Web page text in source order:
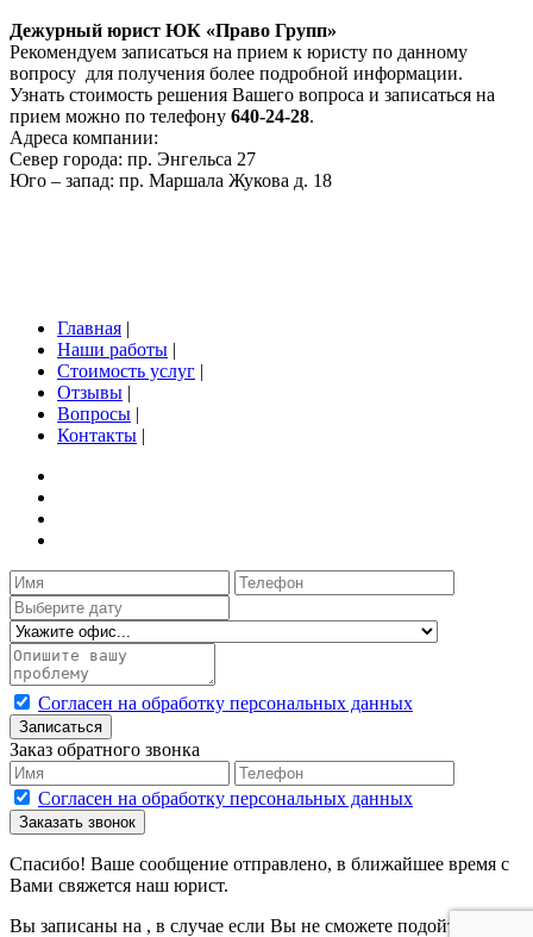
Дежурный юрист ЮК «Право Групп»
Рекомендуем записаться на прием к юристу по данному
вопросу для получения более подробной информации.
Узнать стоимость решения Вашего вопроса и записаться на
прием можно по телефону 640-24-28.
Адреса компании:
Север города: пр. Энгельса 27
Юго – запад: пр. Маршала Жукова д. 18
Главная |
Наши работы |
Стоимость услуг |
Отзывы |
Вопросы |
Контакты |
Согласен на обработку персональных данных
Записаться
Заказ обратного звонка
Согласен на обработку персональных данных
Заказать звонок
Спасибо! Ваше сообщение отправлено, в ближайшее время с
Вами свяжется наш юрист.
Вы записаны на , в случае если Вы не сможете подойти на